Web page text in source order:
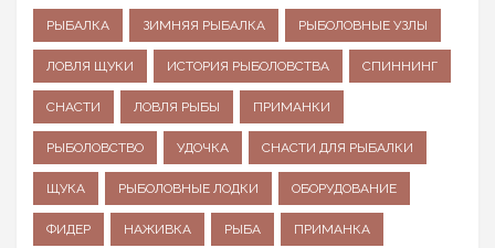
РЫБАЛКА ЗИМНЯЯ РЫБАЛКА РЫБОЛОВНЫЕ УЗЛЫ
ЛОВЛЯ ЩУКИ ИСТОРИЯ РЫБОЛОВСТВА СПИННИНГ
СНАСТИ ЛОВЛЯ РЫБЫ ПРИМАНКИ
РЫБОЛОВСТВО УДОЧКА СНАСТИ ДЛЯ РЫБАЛКИ
ЩУКА РЫБОЛОВНЫЕ ЛОДКИ ОБОРУДОВАНИЕ
ФИДЕР НАЖИВКА РЫБА ПРИМАНКА